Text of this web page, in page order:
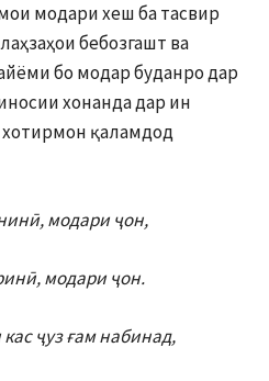
модари хеш ба тасвир
бебозгашт ва
бо модар буданро дар
хонанда дар ин
қаламдод
модари ҷон,
модари ҷон.
ҷуз ғам набинад,